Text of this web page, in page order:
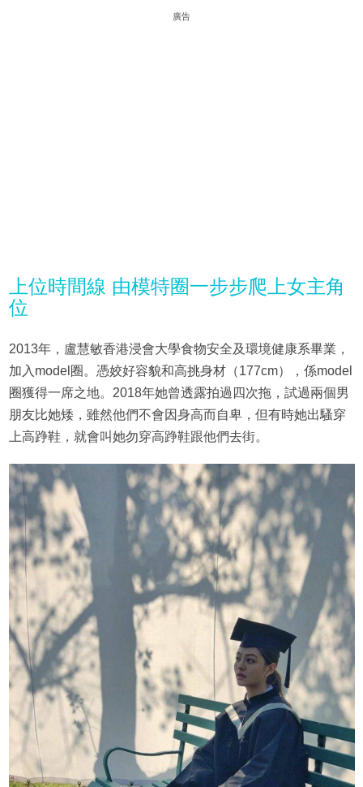
廣告
上位時間線 由模特圈一步步爬上女主角
位
2013年，盧慧敏香港浸會大學食物安全及環境健康系畢業，
加入model圈。憑姣好容貌和高挑身材（177cm），係model
圈獲得一席之地。2018年她曾透露拍過四次拖，試過兩個男
朋友比她矮，雖然他們不會因身高而自卑，但有時她出騷穿
上高踭鞋，就會叫她勿穿高踭鞋跟他們去街。